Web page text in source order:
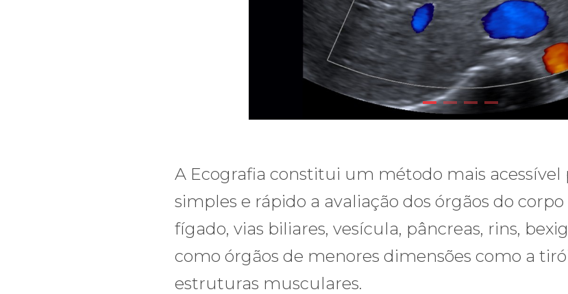
A Ecografia constitui um método mais
simples e rápido a avaliação dos órgãos do
fígado, vias biliares, vesícula, pâncreas, rins,
como órgãos de menores dimensões como a
estruturas musculares.